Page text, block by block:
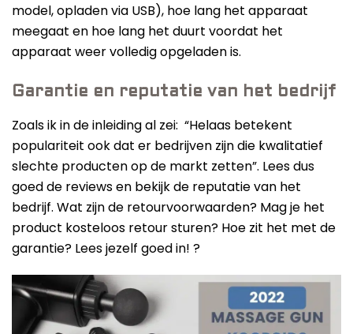
model, opladen via USB), hoe lang het apparaat
meegaat en hoe lang het duurt voordat het
apparaat weer volledig opgeladen is.
Garantie en reputatie van het bedrijf
Zoals ik in de inleiding al zei: “Helaas betekent
populariteit ook dat er bedrijven zijn die kwalitatief
slechte producten op de markt zetten”. Lees dus
goed de reviews en bekijk de reputatie van het
bedrijf. Wat zijn de retourvoorwaarden? Mag je het
product kosteloos retour sturen? Hoe zit het met de
garantie? Lees jezelf goed in! ?